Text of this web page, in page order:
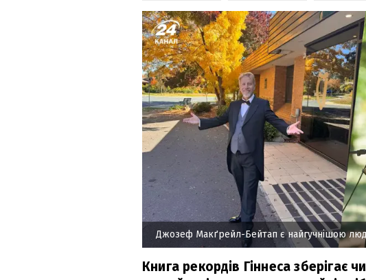
Джозеф Макґрейл-Бейтап є найгучнішою
Книга рекордів Гіннеса зберігає